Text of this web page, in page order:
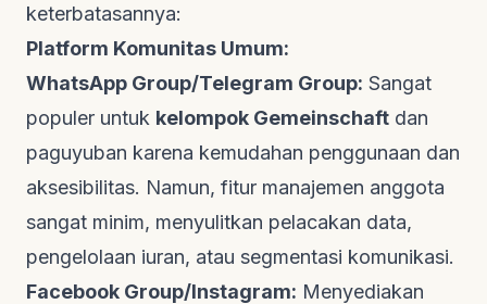
keterbatasannya:
Platform Komunitas Umum:
WhatsApp Group/Telegram Group: Sangat
populer untuk kelompok Gemeinschaft dan
paguyuban karena kemudahan penggunaan dan
aksesibilitas. Namun, fitur manajemen anggota
sangat minim, menyulitkan pelacakan data,
pengelolaan iuran, atau segmentasi komunikasi.
Facebook Group/Instagram: Menyediakan